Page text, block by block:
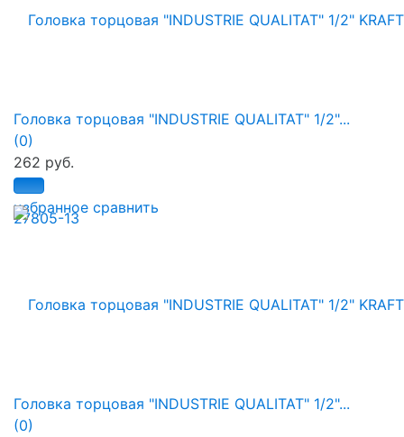
избранное сравнить
Головка торцовая "INDUSTRIE QUALITAT" 1/2"...
(0)
262 руб.
Головка торцовая "INDUSTRIE QUALITAT" 1/2"...
(0)